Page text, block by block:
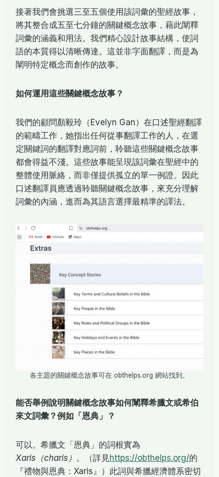
接著我們會挑選三至五個使用該詞彙的聖經故事，
將其整合成五至七分鐘的關鍵概念故事，藉此闡釋
詞彙的涵義和用法。我們精心設計故事結構，使詞
語的本質得以清晰傳達。這並非字面翻譯，而是為
闡明特定概念而創作的故事。
如何運用這些關鍵概念故事？
我們的顧問顏毅玲（Evelyn Gan）在口述聖經翻譯
的範疇工作，她指出任何從事翻譯工作的人，在選
定關鍵詞的翻譯對應詞前，聆聽這些關鍵概念故事
都會得益不淺。這些故事能呈現該詞彙在聖經中的
整體使用脈絡，而非僅提供孤立的單一例證。因此
口述翻譯員應透過聆聽關鍵概念故事，來充分理解
詞彙的內涵，進而為其語言選擇最精準的譯法。
各主題的關鍵概念故事可在 obthelps.org 網站找到。
能否舉例說明關鍵概念故事如何闡釋希臘文或希伯
來文詞彙？例如「恩典」？
可以。希臘文「恩典」的詞根實為
Xaris（charis） 。（詳見https://obthelps.org/的
『禮物與恩典：Xaris』）此詞與希臘經濟體系密切